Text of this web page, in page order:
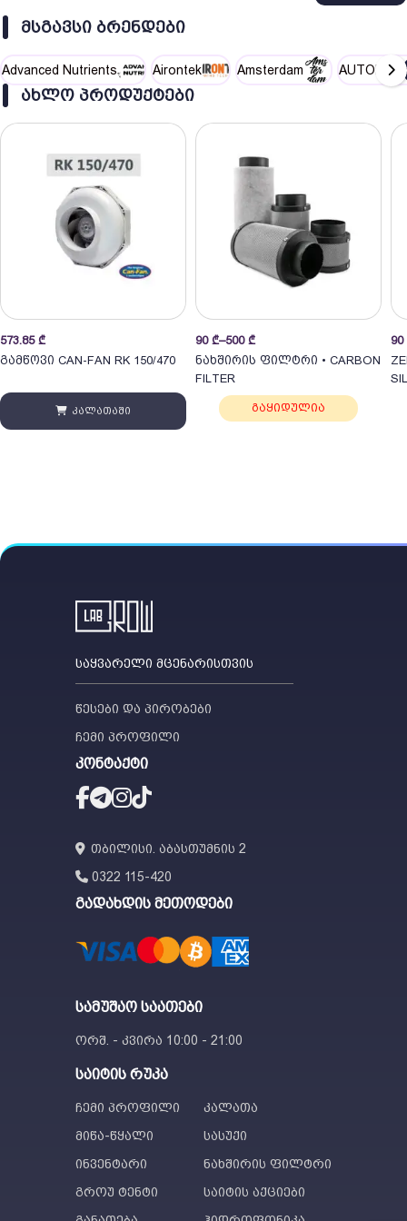
და გაუშვით ჰაერში.
ᲛᲡᲒᲐᲕᲡᲘ ᲑᲠᲔᲜᲓᲔᲑᲘ
Advanced Nutrients Airontek Amsterdam AUTOPOT
ᲐᲮᲚᲝ ᲞᲠᲝᲓᲣᲥᲢᲔᲑᲘ
573.85 ₾
გამწოვი CAN-FAN RK 150/470
კალათაში
90 ₾–500 ₾
Price
range:
90 ₾
through
500 ₾
ნახშირის ფილტრი • CARBON
FILTER
გაყიდულია
90
საყვარელი მცენარისთვის
წესები და პირობები
ჩემი პროფილი
კონტაქტი
თბილისი. აბასთუმნის 2
0322 115-420
გადახდის მეთოდები
სამუშაო საათები
ორშ. - კვირა 10:00 - 21:00
საიტის რუკა
ჩემი პროფილი
კალათა
მიწა-წყალი
სასუქი
ინვენტარი
ნახშირის ფილტრი
გროუ ტენტი
საიტის აქციები